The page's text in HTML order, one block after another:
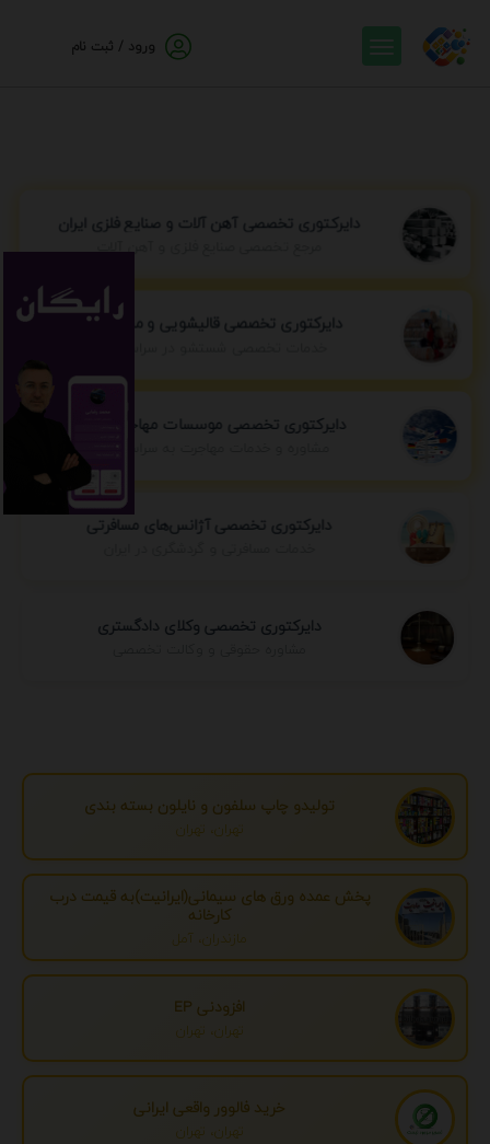
ورود / ثبت نام
دایرکتوری تخصصی آهن آلات و صنایع فلزی ایران
مرجع تخصصی صنایع فلزی و آهن آلات
دایرکتوری تخصصی قالیشویی و مبل شویی
دایرکتوری تخصصی موسسات مهاجرتی ایران
مشاوره و خدمات مهاجرت به سراسر جهان
دایرکتوری تخصصی آژانس‌های مسافرتی
دایرکتوری تخصصی وکلای دادگستری
تولیدو چاپ سلفون و نایلون بسته بندی
تهران، تهران
پخش عمده ورق های سیمانی(ایرانیت)به قیمت درب
کارخانه
مازندران، آمل
افزودنی EP
تهران، تهران
خرید فالوور واقعی ایرانی
تهران، تهران